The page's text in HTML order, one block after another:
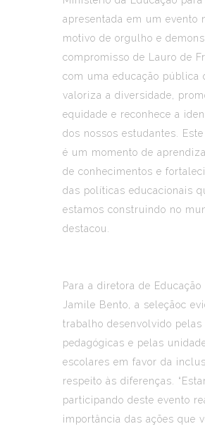
apresentada em um evento
motivo de orgulho e
compromisso de Lauro de
com uma educação pública
valoriza a diversidade,
equidade e reconhece a
dos nossos estudantes.
é um momento de
de conhecimentos e
das políticas educacionais
estamos construindo no
destacou.
Para a diretora de Educação
Jamile Bento, a seleçãoc
trabalho desenvolvido pelas
pedagógicas e pelas
escolares em favor da
respeito às diferenças.
participando deste evento
importância das ações que